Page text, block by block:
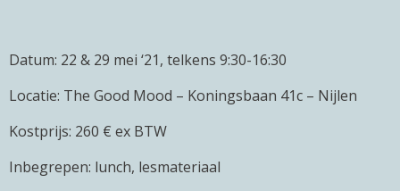
Datum: 22 & 29 mei ‘21, telkens 9:30-16:30
Locatie: The Good Mood – Koningsbaan 41c – Nijlen
Kostprijs: 260 € ex BTW
Inbegrepen: lunch, lesmateriaal